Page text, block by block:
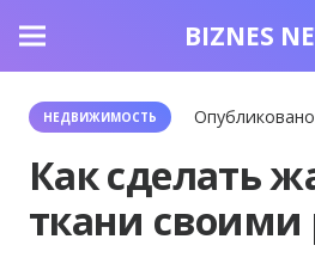
BIZNES
НЕДВИЖИМОСТЬ
Как сделать
ткани своими